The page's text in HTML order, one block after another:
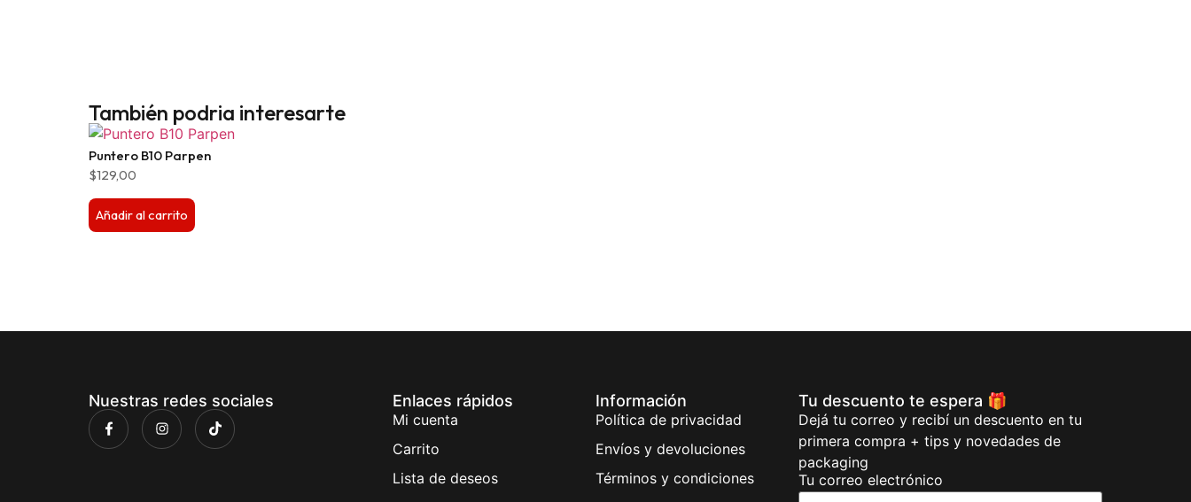
También podria interesarte
Puntero B10 Parpen
$129,00
Añadir al carrito
Nuestras redes sociales Enlaces rápidos
Mi cuenta
Carrito
Lista de deseos
Información
Política de privacidad
Envíos y devoluciones
Términos y condiciones
Tu descuento te espera 🎁
Dejá tu correo y recibí un descuento en tu
primera compra + tips y novedades de
packaging
Tu correo electrónico